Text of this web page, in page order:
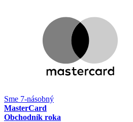
Sme 7-násobný
MasterCard
Obchodník roka